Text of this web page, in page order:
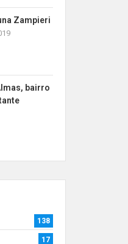
Zampieri
bairro
138
17